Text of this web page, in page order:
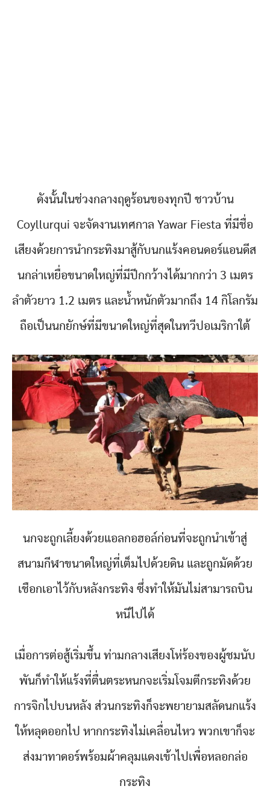
ดังนั้นในช่วงกลางฤดูร้อนของทุกปี ชาวบ้าน
Coyllurqui จะจัดงานเทศกาล Yawar Fiesta ที่มีชื่อ
เสียงด้วยการนำกระทิงมาสู้กับนกแร้งคอนดอร์แอนดีส
นกล่าเหยื่อขนาดใหญ่ที่มีปีกกว้างได้มากกว่า 3 เมตร
ลำตัวยาว 1.2 เมตร และน้ำหนักตัวมากถึง 14 กิโลกรัม
ถือเป็นนกยักษ์ที่มีขนาดใหญ่ที่สุดในทวีปอเมริกาใต้
นกจะถูกเลี้ยงด้วยแอลกอฮอล์ก่อนที่จะถูกนำเข้าสู่
สนามกีฬาขนาดใหญ่ที่เต็มไปด้วยดิน และถูกมัดด้วย
เชือกเอาไว้กับหลังกระทิง ซึ่งทำให้มันไม่สามารถบิน
หนีไปได้
เมื่อการต่อสู้เริ่มขึ้น ท่ามกลางเสียงโห่ร้องของผู้ชมนับ
พันก็ทำให้แร้งที่ตื่นตระหนกจะเริ่มโจมตีกระทิงด้วย
การจิกไปบนหลัง ส่วนกระทิงก็จะพยายามสลัดนกแร้ง
ให้หลุดออกไป หากกระทิงไม่เคลื่อนไหว พวกเขาก็จะ
ส่งมาทาดอร์พร้อมผ้าคลุมแดงเข้าไปเพื่อหลอกล่อ
กระทิง